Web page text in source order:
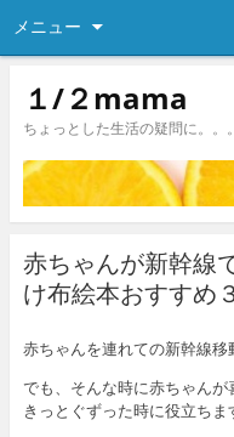
メニュー
１/２mama
ちょっとした生活の疑問に。。
赤ちゃんが新幹線
け布絵本おすすめ
赤ちゃんを連れての新幹線移
でも、そんな時に赤ちゃんが
きっとぐずった時に役立ちま